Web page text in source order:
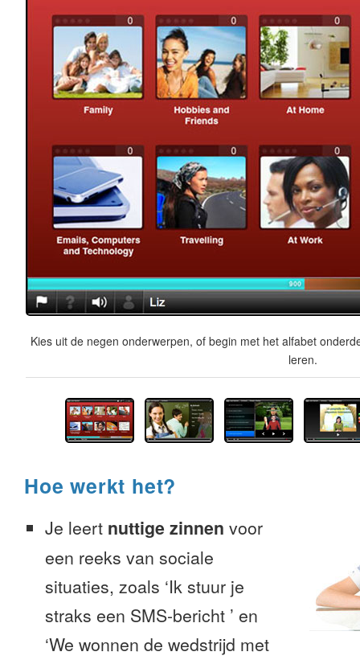
Kies uit de negen onderwerpen, of begin met het alfabet
leren.
Hoe werkt het?
Je leert nuttige zinnen voor
een reeks van sociale
situaties, zoals ‘Ik stuur je
straks een SMS-bericht ’ en
‘We wonnen de wedstrijd met